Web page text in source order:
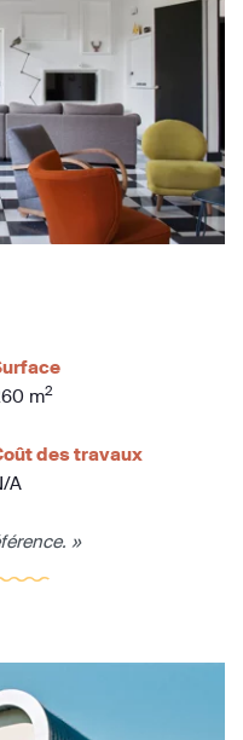
m2
des travaux
A
»